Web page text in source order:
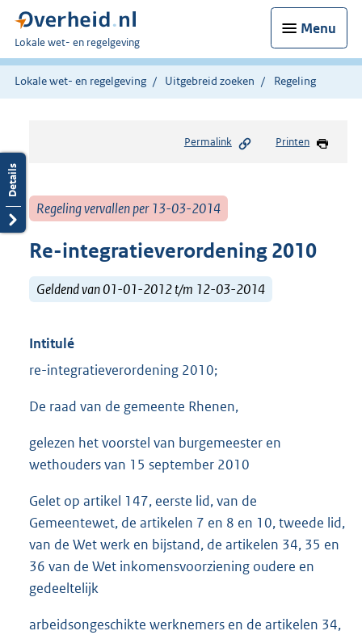
Menu
U
bent
hier:
Lokale wet- en regelgeving
Lokale wet- en regelgeving Uitgebreid zoeken Regeling
Permalink Printen
Regeling vervallen per 13-03-2014
Re-integratieverordening 2010
Geldend van 01-01-2012 t/m 12-03-2014
Intitulé
re-integratieverordening 2010;
De raad van de gemeente Rhenen,
gelezen het voorstel van burgemeester en
wethouders van 15 september 2010
Gelet op artikel 147, eerste lid, van de
Gemeentewet, de artikelen 7 en 8 en 10, tweede lid,
van de Wet werk en bijstand, de artikelen 34, 35 en
36 van de Wet inkomensvoorziening oudere en
gedeeltelijk
arbeidsongeschikte werknemers en de artikelen 34,